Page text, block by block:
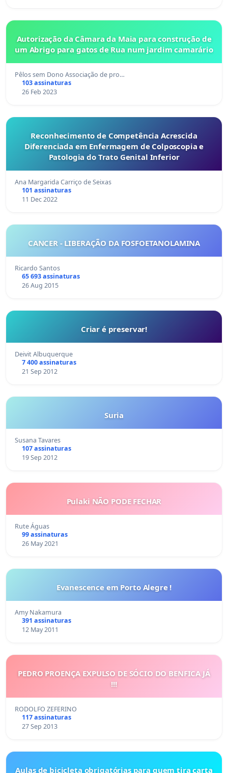
Autorização da Câmara da Maia para construção de
um Abrigo para gatos de Rua num jardim camarário
Pêlos sem Dono Associação de pro…
103 assinaturas
26 Feb 2023
Reconhecimento de Competência Acrescida
Diferenciada em Enfermagem de Colposcopia e
Patologia do Trato Genital Inferior
Ana Margarida Carriço de Seixas
101 assinaturas
11 Dec 2022
CANCER - LIBERAÇÃO DA FOSFOETANOLAMINA
Ricardo Santos
65 693 assinaturas
26 Aug 2015
Criar é preservar!
Deivit Albuquerque
7 400 assinaturas
21 Sep 2012
Suria
Susana Tavares
107 assinaturas
19 Sep 2012
Pulaki NÃO PODE FECHAR
Rute Águas
99 assinaturas
26 May 2021
Evanescence em Porto Alegre !
Amy Nakamura
391 assinaturas
12 May 2011
PEDRO PROENÇA EXPULSO DE SÓCIO DO BENFICA JÁ
!!!
RODOLFO ZEFERINO
117 assinaturas
27 Sep 2013
Aulas de bicicleta obrigatórias para quem tira carta